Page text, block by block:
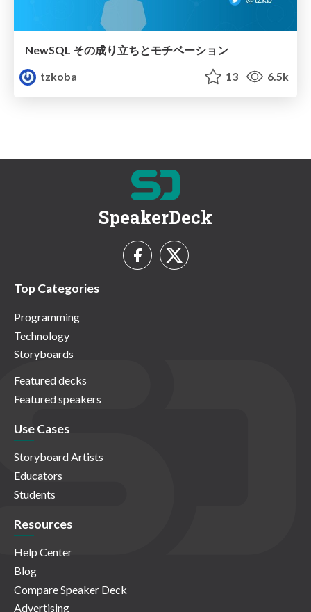
NewSQL その成り立ちとモチベーション
tzkoba
13 6.5k
SpeakerDeck
Top Categories
Programming
Technology
Storyboards
Featured decks
Featured speakers
Use Cases
Storyboard Artists
Educators
Students
Resources
Help Center
Blog
Compare Speaker Deck
Advertising